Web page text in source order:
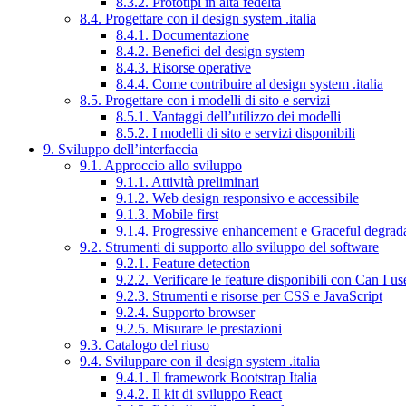
8.4. Progettare con il design system .italia
8.4.1. Documentazione
8.4.2. Benefici del design system
8.4.3. Risorse operative
8.4.4. Come contribuire al design system .italia
8.5. Progettare con i modelli di sito e servizi
8.5.1. Vantaggi dell’utilizzo dei modelli
8.5.2. I modelli di sito e servizi disponibili
9. Sviluppo dell’interfaccia
9.1. Approccio allo sviluppo
9.1.1. Attività preliminari
9.1.2. Web design responsivo e accessibile
9.1.3. Mobile first
9.1.4. Progressive enhancement e Graceful
9.2. Strumenti di supporto allo sviluppo del software
9.2.1. Feature detection
9.2.2. Verificare le feature disponibili con Can I
9.2.3. Strumenti e risorse per CSS e JavaScript
9.2.4. Supporto browser
9.2.5. Misurare le prestazioni
9.3. Catalogo del riuso
9.4. Sviluppare con il design system .italia
9.4.1. Il framework Bootstrap Italia
9.4.2. Il kit di sviluppo React